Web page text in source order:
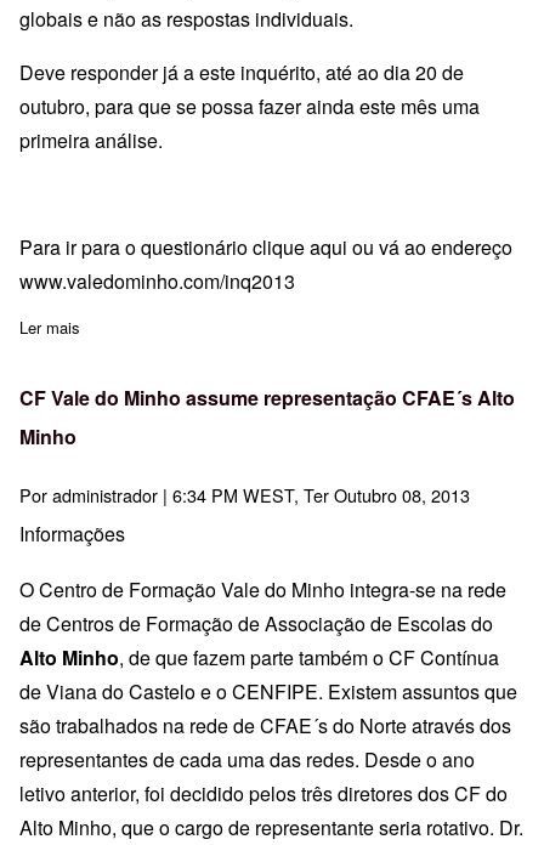
globais e não as respostas individuais.
Deve responder já a este inquérito, até ao dia 20 de
outubro, para que se possa fazer ainda este mês uma
primeira análise.
Para ir para o questionárioclique aqui ou vá ao endereço
www.valedominho.com/inq2013
Ler mais
CF Vale do Minho assume representação CFAE´s Alto
Minho
Poradministrador | 6:34 PM WEST, Ter Outubro 08, 2013
Informações
O Centro de Formação Vale do Minho integra-se na rede
de Centros de Formação de Associação de Escolas do
Alto Minho, de que fazem parte também o CF Contínua
de Viana do Castelo e o CENFIPE. Existem assuntos que
são trabalhados na rede de CFAE´s do Norte através dos
representantes de cada uma das redes. Desde o ano
letivo anterior, foi decidido pelos três diretores dos CF do
Alto Minho, que o cargo de representante seria rotativo. Dr.